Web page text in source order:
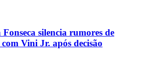
silencia rumores de
Vini Jr. após decisão